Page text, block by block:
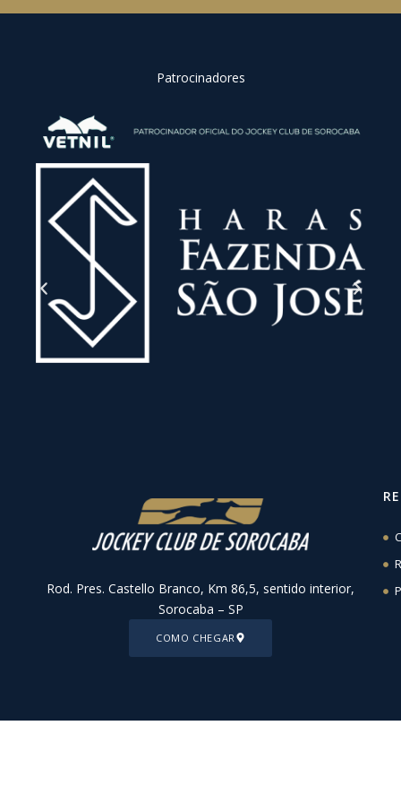
Patrocinadores
Rod. Pres. Castello Branco, Km 86,5, sentido interior,
Sorocaba – SP
COMO CHEGAR